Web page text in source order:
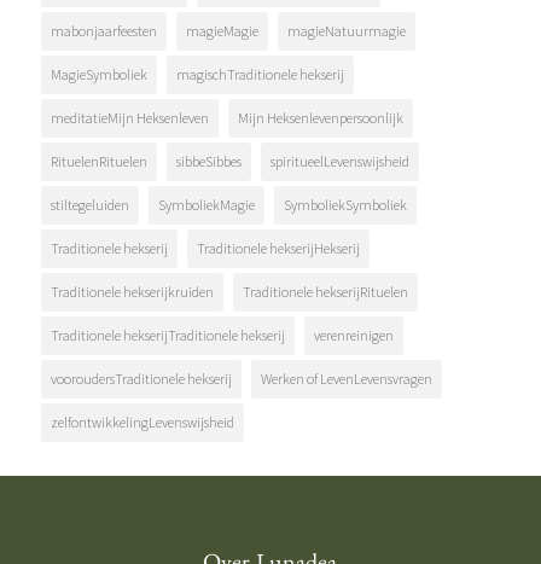
mabonjaarfeesten magieMagie magieNatuurmagie
MagieSymboliek magischTraditionele hekserij
meditatieMijn Heksenleven Mijn Heksenlevenpersoonlijk
RituelenRituelen sibbeSibbes spiritueelLevenswijsheid
stiltegeluiden SymboliekMagie SymboliekSymboliek
Traditionele hekserij Traditionele hekserijHekserij
Traditionele hekserijkruiden Traditionele hekserijRituelen
Traditionele hekserijTraditionele hekserij verenreinigen
vooroudersTraditionele hekserij Werken of LevenLevensvragen
zelfontwikkelingLevenswijsheid